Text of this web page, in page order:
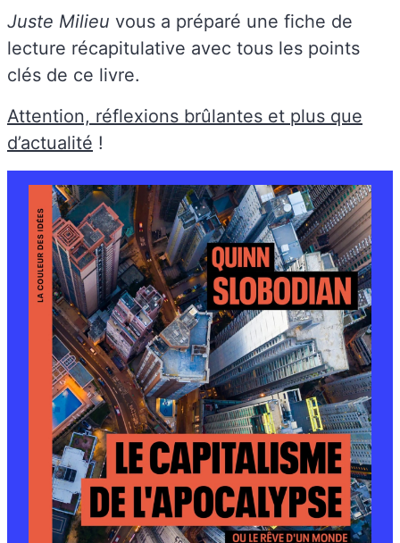
Juste Milieu vous a préparé une fiche de
lecture récapitulative avec tous les points
clés de ce livre.
Attention, réflexions brûlantes et plus que
d’actualité !